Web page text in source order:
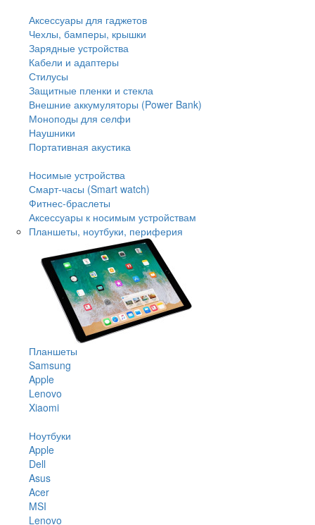
Аксессуары для гаджетов
Чехлы, бамперы, крышки
Зарядные устройства
Кабели и адаптеры
Стилусы
Защитные пленки и стекла
Внешние аккумуляторы (Power Bank)
Моноподы для селфи
Наушники
Портативная акустика
Носимые устройства
Смарт-часы (Smart watch)
Фитнес-браслеты
Аксессуары к носимым устройствам
Планшеты, ноутбуки, периферия
Планшеты
Samsung
Apple
Lenovo
Xiaomi
Ноутбуки
Apple
Dell
Asus
Acer
MSI
Lenovo